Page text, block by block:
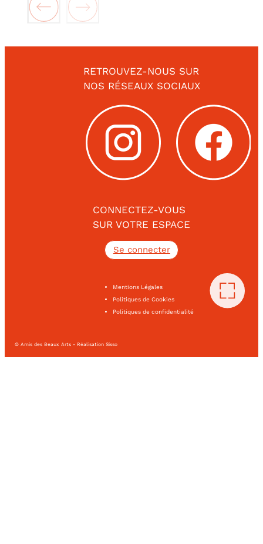
RETROUVEZ-NOUS SUR
NOS RÉSEAUX SOCIAUX
CONNECTEZ-VOUS
SUR VOTRE ESPACE
Se connecter
Mentions Légales
Politiques de Cookies
Politiques de confidentialité
© Amis des Beaux Arts - Réalisation Sisso